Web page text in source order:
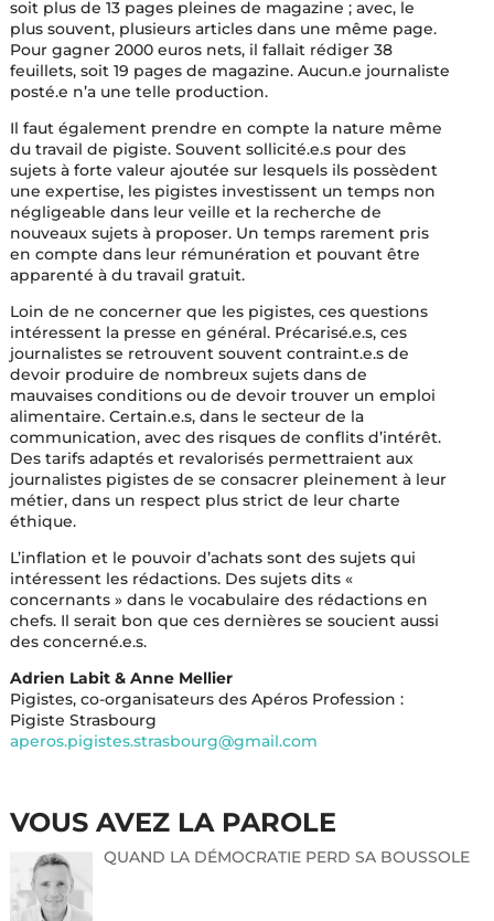
soit plus de 13 pages pleines de magazine ; avec, le
plus souvent, plusieurs articles dans une même page.
Pour gagner 2000 euros nets, il fallait rédiger 38
feuillets, soit 19 pages de magazine. Aucun.e journaliste
posté.e n’a une telle production.
Il faut également prendre en compte la nature même
du travail de pigiste. Souvent sollicité.e.s pour des
sujets à forte valeur ajoutée sur lesquels ils possèdent
une expertise, les pigistes investissent un temps non
négligeable dans leur veille et la recherche de
nouveaux sujets à proposer. Un temps rarement pris
en compte dans leur rémunération et pouvant être
apparenté à du travail gratuit.
Loin de ne concerner que les pigistes, ces questions
intéressent la presse en général. Précarisé.e.s, ces
journalistes se retrouvent souvent contraint.e.s de
devoir produire de nombreux sujets dans de
mauvaises conditions ou de devoir trouver un emploi
alimentaire. Certain.e.s, dans le secteur de la
communication, avec des risques de conflits d’intérêt.
Des tarifs adaptés et revalorisés permettraient aux
journalistes pigistes de se consacrer pleinement à leur
métier, dans un respect plus strict de leur charte
éthique.
L’inflation et le pouvoir d’achats sont des sujets qui
intéressent les rédactions. Des sujets dits «
concernants » dans le vocabulaire des rédactions en
chefs. Il serait bon que ces dernières se soucient aussi
des concerné.e.s.
Adrien Labit & Anne Mellier
Pigistes, co-organisateurs des Apéros Profession :
Pigiste Strasbourg
aperos.pigistes.strasbourg@gmail.com
VOUS AVEZ LA PAROLE
QUAND LA DÉMOCRATIE PERD SA BOUSSOLE